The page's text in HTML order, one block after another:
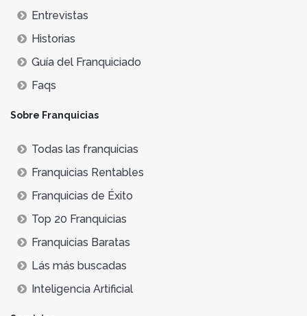
Entrevistas
Historias
Guía del Franquiciado
Faqs
Sobre Franquicias
Todas las franquicias
Franquicias Rentables
Franquicias de Éxito
Top 20 Franquicias
Franquicias Baratas
Lás más buscadas
Inteligencia Artificial